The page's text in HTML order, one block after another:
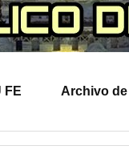
FE Archivo